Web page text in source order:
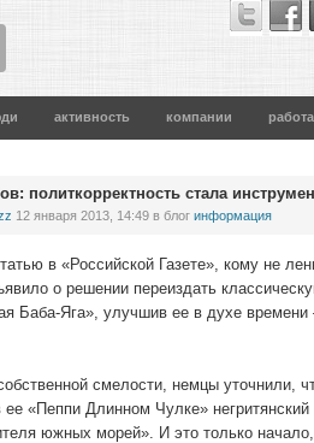
активность компании работа
политкорректность стала
12 января 2013, 14:49 в блог информация
в «Российской Газете», кому не
о решении переиздать
Баба-Яга», улучшив ее в духе времени
смелости, немцы уточнили,
«Пеппи Длинном Чулке»
южных морей». И это только